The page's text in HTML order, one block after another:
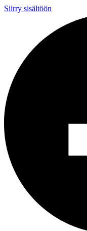
Siirry sisältöön